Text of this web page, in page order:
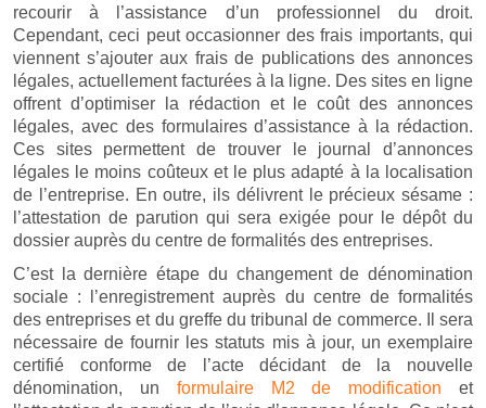
recourir à l’assistance d’un professionnel du droit.
Cependant, ceci peut occasionner des frais importants, qui
viennent s’ajouter aux frais de publications des annonces
légales, actuellement facturées à la ligne. Des sites en ligne
offrent d’optimiser la rédaction et le coût des annonces
légales, avec des formulaires d’assistance à la rédaction.
Ces sites permettent de trouver le journal d’annonces
légales le moins coûteux et le plus adapté à la localisation
de l’entreprise. En outre, ils délivrent le précieux sésame :
l’attestation de parution qui sera exigée pour le dépôt du
dossier auprès du centre de formalités des entreprises.
C’est la dernière étape du changement de dénomination
sociale : l’enregistrement auprès du centre de formalités
des entreprises et du greffe du tribunal de commerce. Il sera
nécessaire de fournir les statuts mis à jour, un exemplaire
certifié conforme de l’acte décidant de la nouvelle
dénomination, un formulaire M2 de modification et